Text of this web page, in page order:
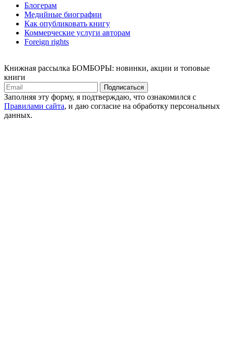
Блогерам
Медийные биографии
Как опубликовать книгу
Коммерческие услуги авторам
Foreign rights
Книжная рассылка БОМБОРЫ: новинки, акции и топовые
книги
Подписаться
Заполняя эту форму, я подтверждаю, что ознакомился с
Правилами сайта, и даю согласие на обработку персональных
данных.